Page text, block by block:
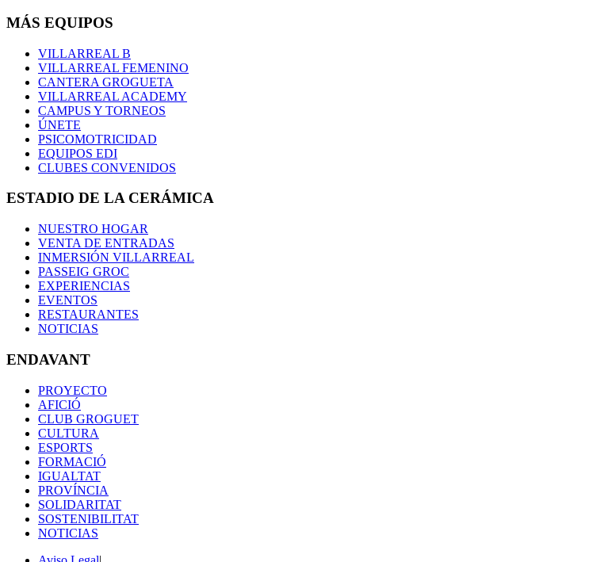
MÁS EQUIPOS
VILLARREAL B
VILLARREAL FEMENINO
CANTERA GROGUETA
VILLARREAL ACADEMY
CAMPUS Y TORNEOS
ÚNETE
PSICOMOTRICIDAD
EQUIPOS EDI
CLUBES CONVENIDOS
ESTADIO DE LA CERÁMICA
NUESTRO HOGAR
VENTA DE ENTRADAS
INMERSIÓN VILLARREAL
PASSEIG GROC
EXPERIENCIAS
EVENTOS
RESTAURANTES
NOTICIAS
ENDAVANT
PROYECTO
AFICIÓ
CLUB GROGUET
CULTURA
ESPORTS
FORMACIÓ
IGUALTAT
PROVÍNCIA
SOLIDARITAT
SOSTENIBILITAT
NOTICIAS